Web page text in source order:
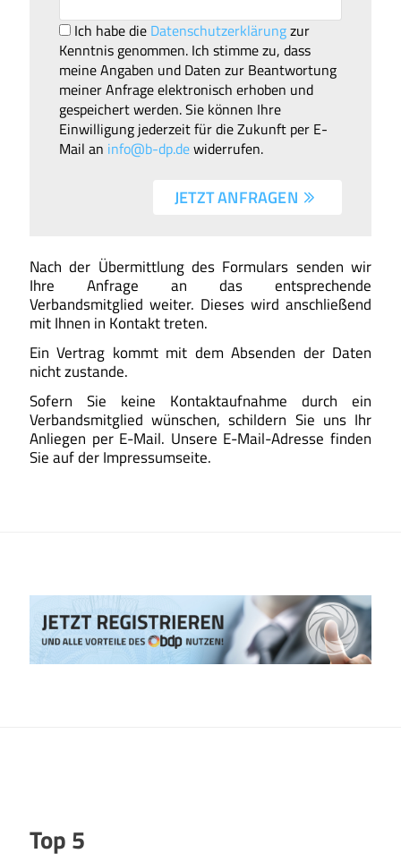
Ich habe die Datenschutzerklärungzur
Kenntnis genommen. Ich stimme zu, dass
meine Angaben und Daten zur Beantwortung
meiner Anfrage elektronisch erhoben und
gespeichert werden. Sie können Ihre
Einwilligung jederzeit für die Zukunft per E-
Mail an info@b-dp.dewiderrufen.
JETZT ANFRAGEN
Nach der Übermittlung des Formulars senden wir
Ihre Anfrage an das entsprechende
Verbandsmitglied weiter. Dieses wird anschließend
mit Ihnen in Kontakt treten.
Ein Vertrag kommt mit dem Absenden der Daten
nicht zustande.
Sofern Sie keine Kontaktaufnahme durch ein
Verbandsmitglied wünschen, schildern Sie uns Ihr
Anliegen per E-Mail. Unsere E-Mail-Adresse finden
Sie auf der Impressumseite.
Top 5